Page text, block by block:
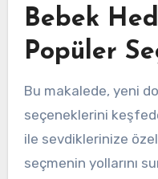
Bebek
Popüler
Bu makalede, yeni
seçeneklerini
ile sevdiklerinize
seçmenin yollarını